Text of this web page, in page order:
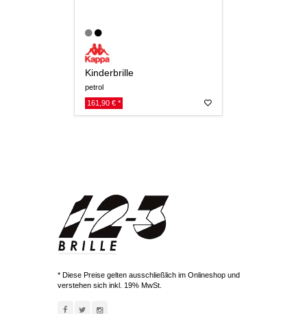
Kinderbrille
petrol
161,90 € *
* Diese Preise gelten ausschließlich im Onlineshop und
verstehen sich inkl. 19% MwSt.